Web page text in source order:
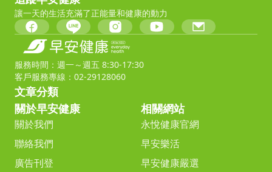
讓一天的生活充滿了正能量和健康的動力
服務時間：週一～週五 8:30-17:30
客戶服務專線：02-29128060
文章分類
關於早安健康
關於我們
聯絡我們
廣告刊登
相關網站
永悅健康官網
早安樂活
早安健康嚴選